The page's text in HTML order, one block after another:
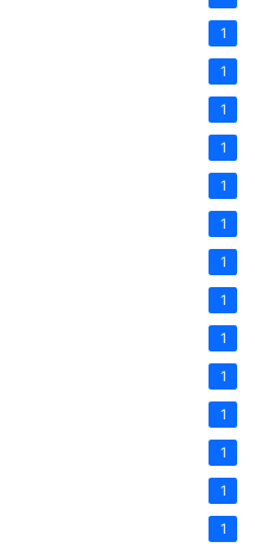
1
1
1
1
1
1
1
1
1
1
1
1
1
1